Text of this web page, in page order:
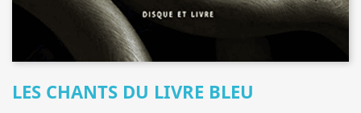
LES CHANTS DU LIVRE BLEU